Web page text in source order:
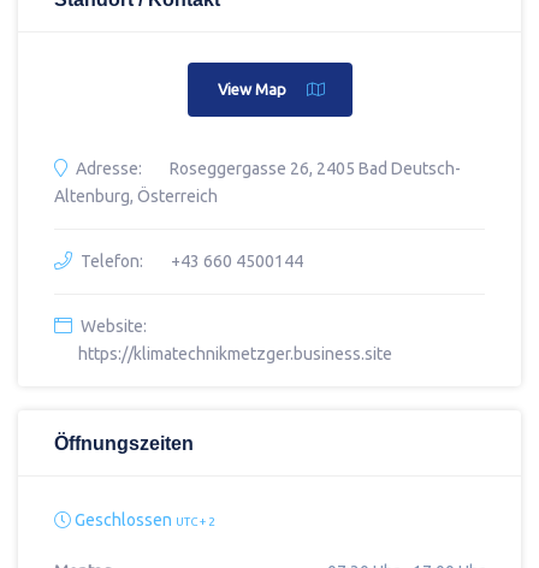
View Map
Adresse:
Roseggergasse 26, 2405 Bad Deutsch-
Altenburg, Österreich
Telefon: +43 660 4500144
Website:
https://klimatechnikmetzger.business.site
Öffnungszeiten
Geschlossen UTC + 2